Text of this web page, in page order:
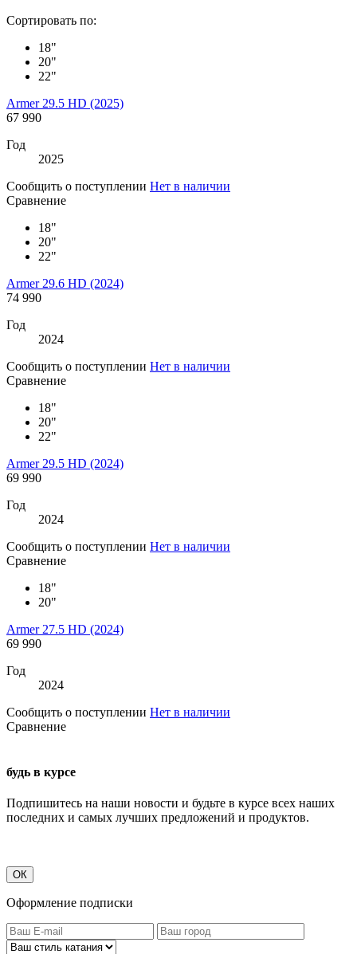
Сортировать по:
18"
20"
22"
Armer 29.5 HD (2025)
67 990
Год
2025
Сообщить о поступлении Нет в наличии
Сравнение
18"
20"
22"
Armer 29.6 HD (2024)
74 990
Год
2024
Сообщить о поступлении Нет в наличии
Сравнение
18"
20"
22"
Armer 29.5 HD (2024)
69 990
Год
2024
Сообщить о поступлении Нет в наличии
Сравнение
18"
20"
Armer 27.5 HD (2024)
69 990
Год
2024
Сообщить о поступлении Нет в наличии
Сравнение
будь в курсе
Подпишитесь на наши новости и будьте в курсе всех наших
последних и самых лучших предложений и продуктов.
ОК
Оформление подписки